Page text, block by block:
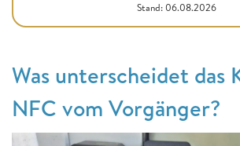
Stand: 06.08.2026
Was unterscheidet das
NFC vom Vorgänger?